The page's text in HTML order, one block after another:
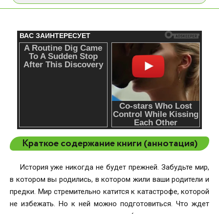
Краткое содержание книги (аннотация)
История уже никогда не будет прежней. Забудьте мир,
в котором вы родились, в котором жили ваши родители и
предки. Мир стремительно катится к катастрофе, которой
не избежать. Но к ней можно подготовиться. Что ждет